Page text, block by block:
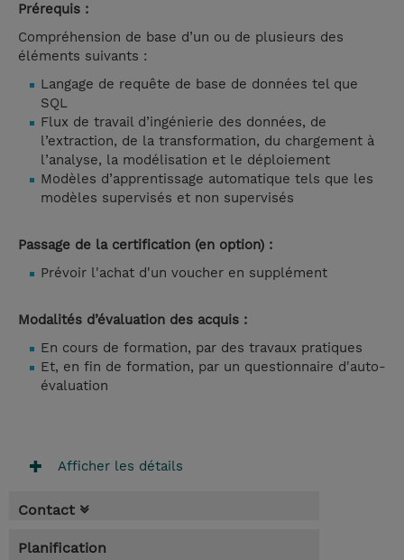
Prérequis :
Compréhension de base d’un ou de plusieurs des
éléments suivants :
Langage de requête de base de données tel que
SQL
Flux de travail d’ingénierie des données, de
l’extraction, de la transformation, du chargement à
l’analyse, la modélisation et le déploiement
Modèles d’apprentissage automatique tels que les
modèles supervisés et non supervisés
Passage de la certification (en option) :
Prévoir l'achat d'un voucher en supplément
Modalités d’évaluation des acquis :
En cours de formation, par des travaux pratiques
Et, en fin de formation, par un questionnaire d'auto-
évaluation
Afficher les détails
Contact
Planification